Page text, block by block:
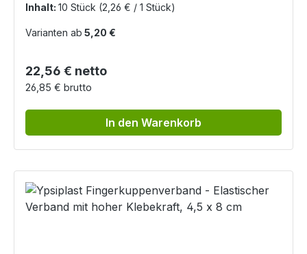
Inhalt: 10 Stück (2,26 € / 1 Stück)
Varianten ab 5,20 €
Regulärer Preis:
22,56 € netto
26,85 € brutto
In den Warenkorb